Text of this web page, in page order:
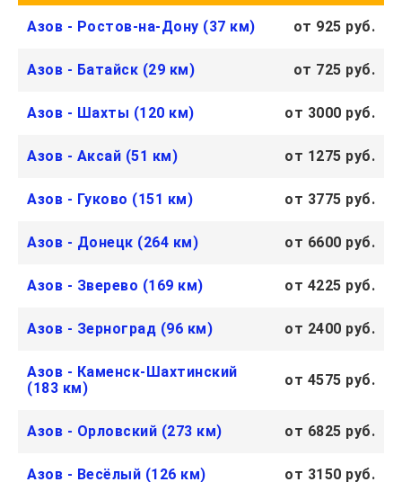
Азов - Ростов-на-Дону (37 км) от 925 руб.
Азов - Батайск (29 км) от 725 руб.
Азов - Шахты (120 км) от 3000 руб.
Азов - Аксай (51 км) от 1275 руб.
Азов - Гуково (151 км) от 3775 руб.
Азов - Донецк (264 км) от 6600 руб.
Азов - Зверево (169 км) от 4225 руб.
Азов - Зерноград (96 км) от 2400 руб.
Азов - Каменск-Шахтинский
(183 км)
от 4575 руб.
Азов - Орловский (273 км) от 6825 руб.
Азов - Весёлый (126 км) от 3150 руб.